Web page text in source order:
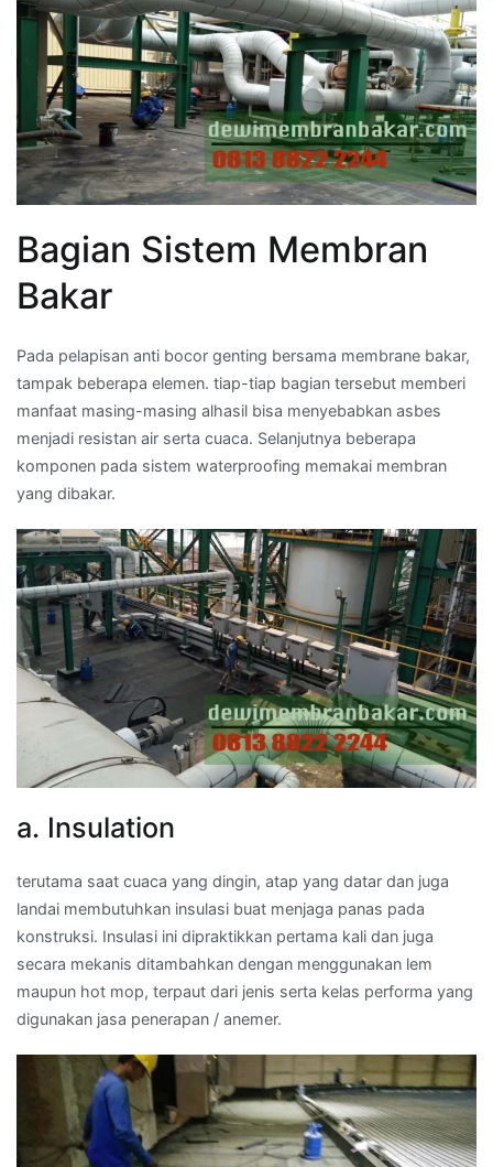
Bagian Sistem Membran
Bakar
Pada pelapisan anti bocor genting bersama membrane bakar,
tampak beberapa elemen. tiap-tiap bagian tersebut memberi
manfaat masing-masing alhasil bisa menyebabkan asbes
menjadi resistan air serta cuaca. Selanjutnya beberapa
komponen pada sistem waterproofing memakai membran
yang dibakar.
a. Insulation
terutama saat cuaca yang dingin, atap yang datar dan juga
landai membutuhkan insulasi buat menjaga panas pada
konstruksi. Insulasi ini dipraktikkan pertama kali dan juga
secara mekanis ditambahkan dengan menggunakan lem
maupun hot mop, terpaut dari jenis serta kelas performa yang
digunakan jasa penerapan / anemer.